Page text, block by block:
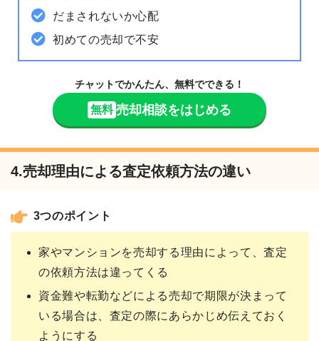
だまされないか心配
初めての売却で不安
チャットでかんたん、無料でできる！
無料 売却相談をはじめる
4.売却理由による査定依頼方法の違い
3つのポイント
家やマンションを売却する理由によって、査定
の依頼方法は違ってくる
資金難や転勤などによる売却で期限が決まって
いる場合は、査定の際にあらかじめ伝えておく
ようにする